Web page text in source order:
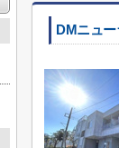
DMニュ